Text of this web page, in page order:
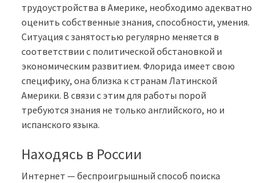
трудоустройства в Америке, необходимо адекватно
оценить собственные знания, способности, умения.
Ситуация с занятостью регулярно меняется в
соответствии с политической обстановкой и
экономическим развитием. Флорида имеет свою
специфику, она близка к странам Латинской
Америки. В связи с этим для работы порой
требуются знания не только английского, но и
испанского языка.
Находясь в России
Интернет — беспроигрышный способ поиска